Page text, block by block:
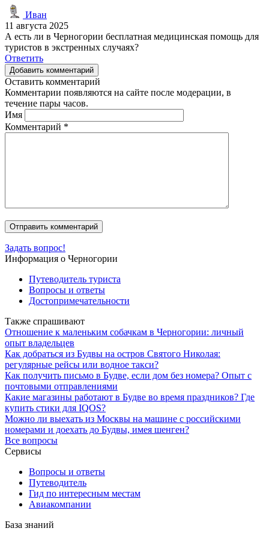
Иван
11 августа 2025
А есть ли в Черногории бесплатная медицинская помощь для
туристов в экстренных случаях?
Ответить
Добавить комментарий
Оставить комментарий
Комментарии появляются на сайте после модерации, в
течение пары часов.
Имя
Комментарий *
Задать вопрос!
Информация о Черногории
Путеводитель туриста
Вопросы и ответы
Достопримечательности
Также спрашивают
Отношение к маленьким собачкам в Черногории: личный
опыт владельцев
Как добраться из Будвы на остров Святого Николая:
регулярные рейсы или водное такси?
Как получить письмо в Будве, если дом без номера? Опыт с
почтовыми отправлениями
Какие магазины работают в Будве во время праздников? Где
купить стики для IQOS?
Можно ли выехать из Москвы на машине с российскими
номерами и доехать до Будвы, имея шенген?
Все вопросы
Сервисы
Вопросы и ответы
Путеводитель
Гид по интересным местам
Авиакомпании
База знаний